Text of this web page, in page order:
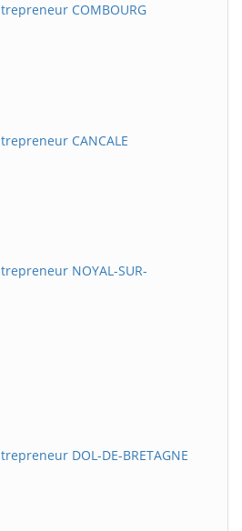
COMBOURG
CANCALE
NOYAL-SUR-
DOL-DE-BRETAGNE